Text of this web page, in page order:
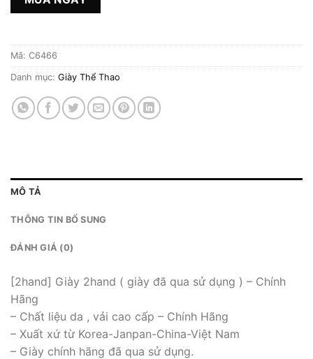
Mã: C6466
Danh mục: Giày Thể Thao
MÔ TẢ
THÔNG TIN BỔ SUNG
ĐÁNH GIÁ (0)
[2hand] Giày 2hand ( giày đã qua sử dụng ) – Chính
Hãng
– Chất liệu da , vải cao cấp – Chính Hãng
– Xuất xứ từ Korea-Janpan-China-Việt Nam
– Giày chính hãng đã qua sử dụng.